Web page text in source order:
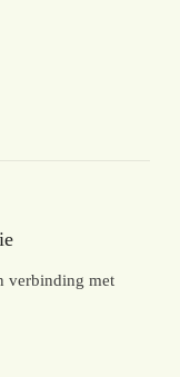
verbinding met